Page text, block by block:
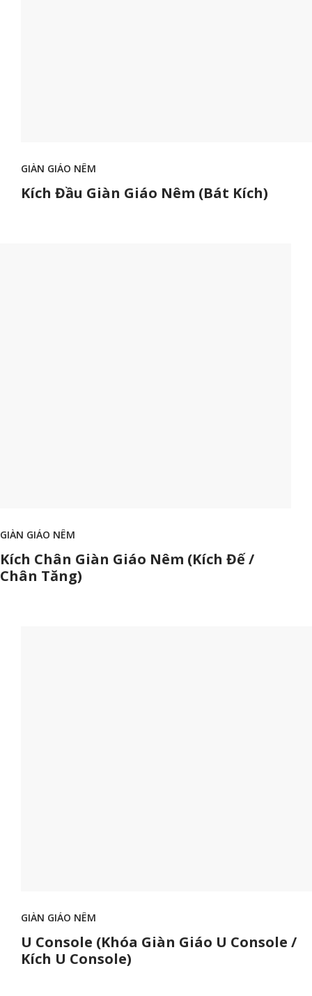
GIÀN GIÁO NÊM
Kích Đầu Giàn Giáo Nêm (Bát Kích)
GIÀN GIÁO NÊM
Kích Chân Giàn Giáo Nêm (Kích Đế /
Chân Tăng)
GIÀN GIÁO NÊM
U Console (Khóa Giàn Giáo U Console /
Kích U Console)